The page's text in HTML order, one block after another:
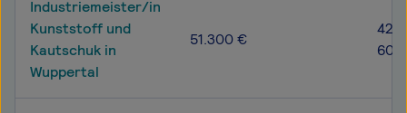
Industriemeister/in
Kunststoff und
Kautschuk in
Wuppertal
51.300 €